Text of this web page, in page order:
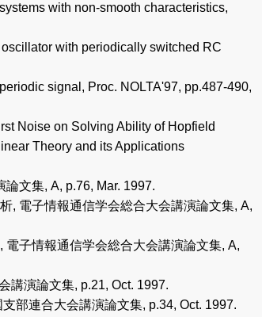
with non-smooth characteristics,
with periodically switched RC
signal, Proc. NOLTA'97, pp.487-490,
Noise on Solving Ability of Hopfield
Theory and its Applications
文集, A, p.76, Mar. 1997.
, 電子情報通信学会総合大会講演論文集, A,
子情報通信学会総合大会講演論文集, A,
講演論文集, p.21, Oct. 1997.
部連合大会講演論文集, p.34, Oct. 1997.